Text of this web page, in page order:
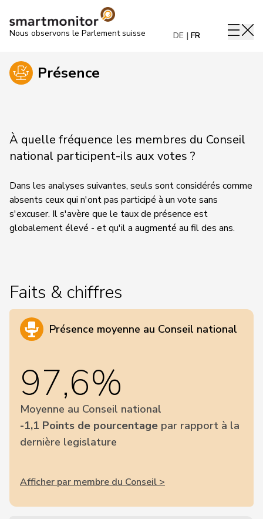
Nous observons le Parlement suisse DE FR
Présence
À quelle fréquence les membres du Conseil
national participent-ils aux votes ?
Dans les analyses suivantes, seuls sont considérés comme
absents ceux qui n'ont pas participé à un vote sans
s'excuser. Il s'avère que le taux de présence est
globalement élevé - et qu'il a augmenté au fil des ans.
Faits & chiffres
Présence moyenne au Conseil national
97,6%
Moyenne au Conseil national
-1,1 Points de pourcentage par rapport à la
dernière legislature
Afficher par membre du Conseil >